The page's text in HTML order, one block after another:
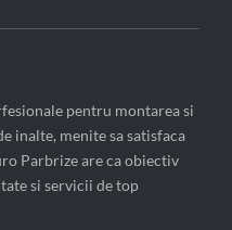
pentru montarea si
inalte, menite sa satisfaca
Parbrize are ca obiectiv
si servicii de top